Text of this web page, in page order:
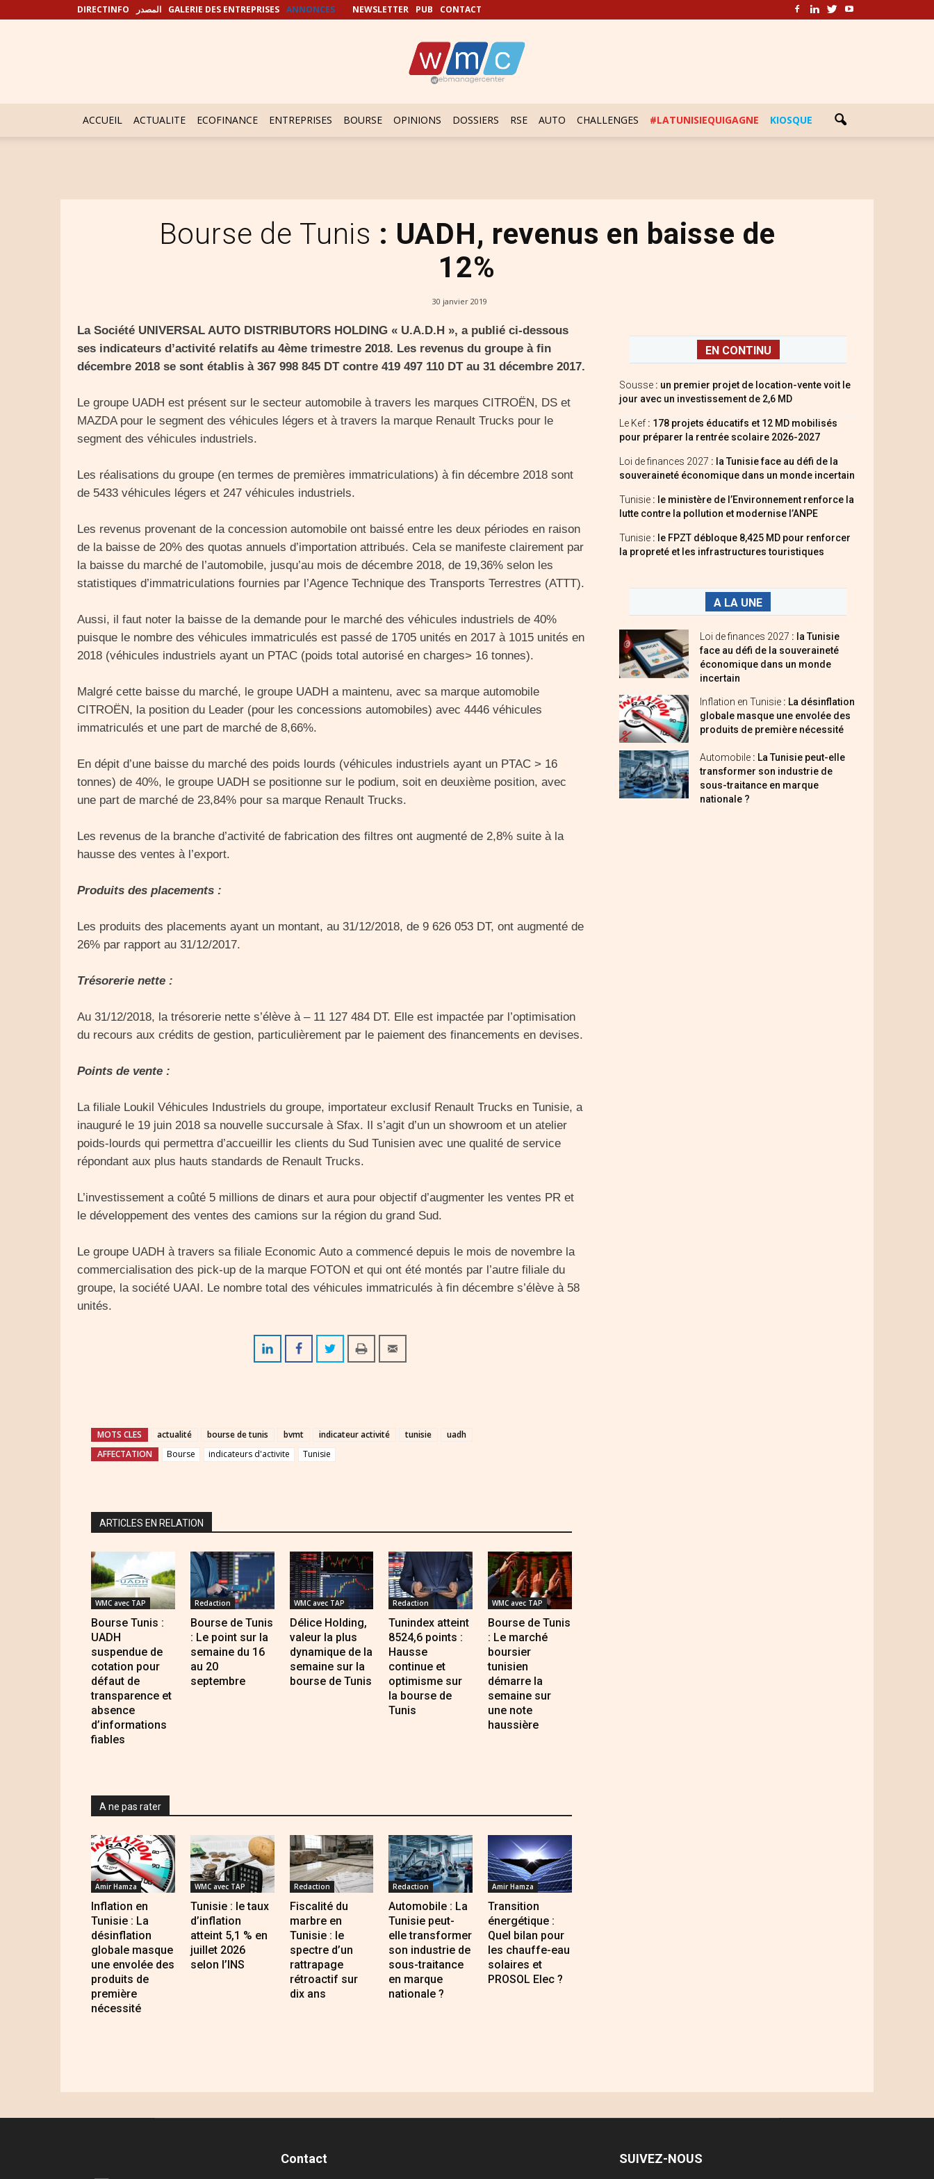
DIRECTINFO المصدر GALERIE DES ENTREPRISES ANNONCES NEWSLETTER PUB CONTACT
ACCUEIL ACTUALITE ECOFINANCE ENTREPRISES BOURSE OPINIONS DOSSIERS RSE AUTO CHALLENGES #LATUNISIEQUIGAGNE KIOSQUE
Bourse de Tunis : UADH, revenus en baisse de
12%
30 janvier 2019
La Société UNIVERSAL AUTO DISTRIBUTORS HOLDING « U.A.D.H », a publié ci-dessous
ses indicateurs d’activité relatifs au 4ème trimestre 2018. Les revenus du groupe à fin
décembre 2018 se sont établis à 367 998 845 DT contre 419 497 110 DT au 31 décembre 2017.
Le groupe UADH est présent sur le secteur automobile à travers les marques CITROËN, DS et
MAZDA pour le segment des véhicules légers et à travers la marque Renault Trucks pour le
segment des véhicules industriels.
Les réalisations du groupe (en termes de premières immatriculations) à fin décembre 2018 sont
de 5433 véhicules légers et 247 véhicules industriels.
Les revenus provenant de la concession automobile ont baissé entre les deux périodes en raison
de la baisse de 20% des quotas annuels d’importation attribués. Cela se manifeste clairement par
la baisse du marché de l’automobile, jusqu’au mois de décembre 2018, de 19,36% selon les
statistiques d’immatriculations fournies par l’Agence Technique des Transports Terrestres (ATTT).
Aussi, il faut noter la baisse de la demande pour le marché des véhicules industriels de 40%
puisque le nombre des véhicules immatriculés est passé de 1705 unités en 2017 à 1015 unités en
2018 (véhicules industriels ayant un PTAC (poids total autorisé en charges> 16 tonnes).
Malgré cette baisse du marché, le groupe UADH a maintenu, avec sa marque automobile
CITROËN, la position du Leader (pour les concessions automobiles) avec 4446 véhicules
immatriculés et une part de marché de 8,66%.
En dépit d’une baisse du marché des poids lourds (véhicules industriels ayant un PTAC > 16
tonnes) de 40%, le groupe UADH se positionne sur le podium, soit en deuxième position, avec
une part de marché de 23,84% pour sa marque Renault Trucks.
Les revenus de la branche d’activité de fabrication des filtres ont augmenté de 2,8% suite à la
hausse des ventes à l’export.
Produits des placements :
Les produits des placements ayant un montant, au 31/12/2018, de 9 626 053 DT, ont augmenté de
26% par rapport au 31/12/2017.
Trésorerie nette :
Au 31/12/2018, la trésorerie nette s’élève à – 11 127 484 DT. Elle est impactée par l’optimisation
du recours aux crédits de gestion, particulièrement par le paiement des financements en devises.
Points de vente :
La filiale Loukil Véhicules Industriels du groupe, importateur exclusif Renault Trucks en Tunisie, a
inauguré le 19 juin 2018 sa nouvelle succursale à Sfax. Il s’agit d’un un showroom et un atelier
poids-lourds qui permettra d’accueillir les clients du Sud Tunisien avec une qualité de service
répondant aux plus hauts standards de Renault Trucks.
L’investissement a coûté 5 millions de dinars et aura pour objectif d’augmenter les ventes PR et
le développement des ventes des camions sur la région du grand Sud.
Le groupe UADH à travers sa filiale Economic Auto a commencé depuis le mois de novembre la
commercialisation des pick-up de la marque FOTON et qui ont été montés par l’autre filiale du
groupe, la société UAAI. Le nombre total des véhicules immatriculés à fin décembre s’élève à 58
unités.
MOTS CLES actualité bourse de tunis bvmt indicateur activité tunisie
uadh
AFFECTATION
Bourse indicateurs d'activite Tunisie
ARTICLES EN RELATION
WMC avec TAP
Bourse Tunis :
UADH
suspendue de
cotation pour
défaut de
transparence et
absence
d’informations
fiables
Redaction
Bourse de Tunis
: Le point sur la
semaine du 16
au 20
septembre
WMC avec TAP
Délice Holding,
valeur la plus
dynamique de la
semaine sur la
bourse de Tunis
Redaction
Tunindex atteint
8524,6 points :
Hausse
continue et
optimisme sur
la bourse de
Tunis
WMC avec TAP
Bourse de Tunis
: Le marché
boursier
tunisien
démarre la
semaine sur
une note
haussière
A ne pas rater
Amir Hamza
Inflation en
Tunisie : La
désinflation
globale masque
une envolée des
produits de
première
nécessité
WMC avec TAP
Tunisie : le taux
d’inflation
atteint 5,1 % en
juillet 2026
selon l’INS
Redaction
Fiscalité du
marbre en
Tunisie : le
spectre d’un
rattrapage
rétroactif sur
dix ans
Redaction
Automobile : La
Tunisie peut-
elle transformer
son industrie de
sous-traitance
en marque
nationale ?
Amir Hamza
Transition
énergétique :
Quel bilan pour
les chauffe-eau
solaires et
PROSOL Elec ?
EN CONTINU
Sousse : un premier projet de location-vente voit le
jour avec un investissement de 2,6 MD
Le Kef : 178 projets éducatifs et 12 MD mobilisés
pour préparer la rentrée scolaire 2026-2027
Loi de finances 2027 : la Tunisie face au défi de la
souveraineté économique dans un monde incertain
Tunisie : le ministère de l’Environnement renforce la
lutte contre la pollution et modernise l’ANPE
Tunisie : le FPZT débloque 8,425 MD pour renforcer
la propreté et les infrastructures touristiques
A LA UNE
Loi de finances 2027 : la Tunisie
face au défi de la souveraineté
économique dans un monde
incertain
Inflation en Tunisie : La désinflation
globale masque une envolée des
produits de première nécessité
Automobile : La Tunisie peut-elle
transformer son industrie de
sous-traitance en marque
nationale ?
Contact SUIVEZ-NOUS